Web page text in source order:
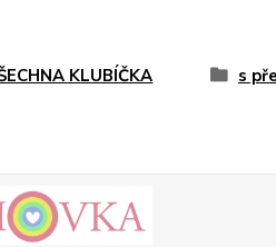
KLUBÍČKA s